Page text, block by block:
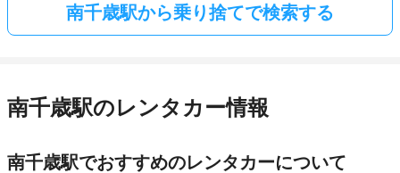
南千歳駅から乗り捨てで検索する
南千歳駅のレンタカー情報
南千歳駅でおすすめのレンタカーについて